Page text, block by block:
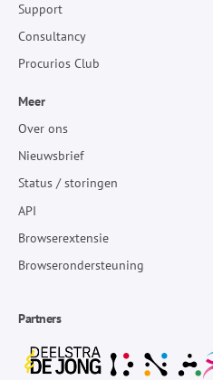
Support
Consultancy
Procurios Club
Meer
Over ons
Nieuwsbrief
Status / storingen
API
Browserextensie
Browserondersteuning
Partners